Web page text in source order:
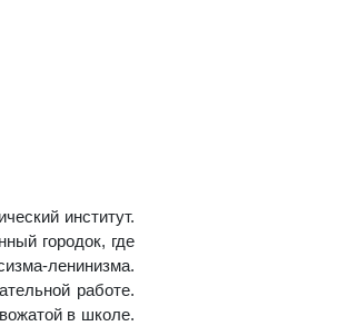
институт.
городок, где
ленинизма.
работе.
в школе.